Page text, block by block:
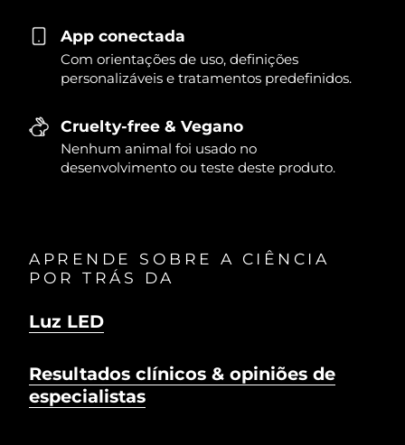
App conectada
Com orientações de uso, definições
personalizáveis e tratamentos predefinidos.
Cruelty-free & Vegano
Nenhum animal foi usado no
desenvolvimento ou teste deste produto.
APRENDE SOBRE A CIÊNCIA
POR TRÁS DA
Luz LED
Resultados clínicos & opiniões de
especialistas